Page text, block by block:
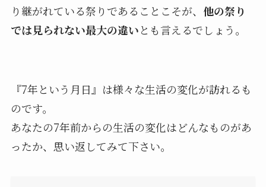
り継がれている祭りであることこそが、 他の祭り
では見られない最大の違いとも言えるでしょう。
『7年という月日』は様々な生活の変化が訪れるも
のです。
あなたの7年前からの生活の変化はどんなものがあ
ったか、思い返してみて下さい。